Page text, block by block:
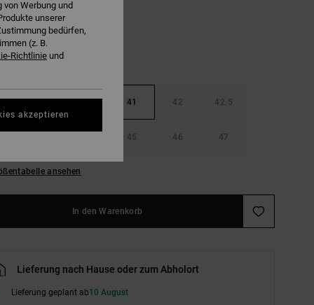
40 40.5 41 42 42.5
45 46 47
ansehen
In den Warenkorb
Lieferung nach Hause oder zum Abholort
Lieferung geplant ab10 August
Werbung und
unserer
bedürfen,
(z. B.
Richtlinie und
akzeptieren